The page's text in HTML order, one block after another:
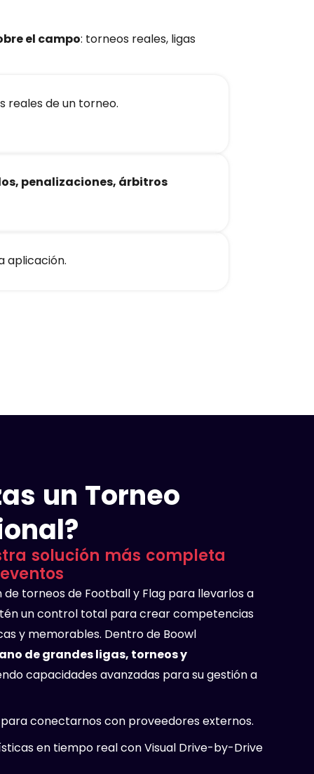
el campo: torneos reales, ligas
reales de un torneo.
penalizaciones, árbitros
aplicación.
un Torneo
solución más completa
de torneos de Football y Flag para llevarlos a
un control total para crear competencias
y memorables. Dentro de Boowl
de grandes ligas, torneos y
capacidades avanzadas para su gestión a
conectarnos con proveedores externos.
en tiempo real con Visual Drive-by-Drive